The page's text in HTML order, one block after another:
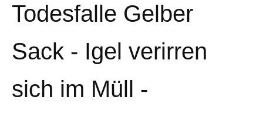
Todesfalle Gelber
Sack - Igel verirren
sich im Müll -